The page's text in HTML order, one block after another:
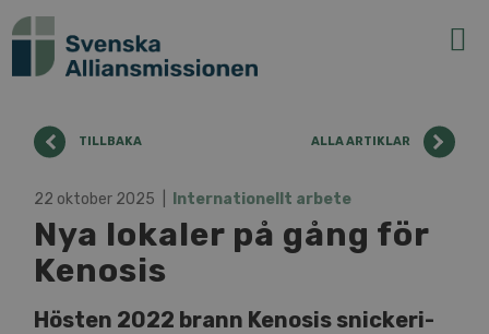
TILLBAKA ALLA ARTIKLAR
22 oktober 2025 In­ter­na­tio­nellt arbete
Nya lokaler på gång för
Kenosis
Hösten 2022 brann Kenosis snic­ke­ri­